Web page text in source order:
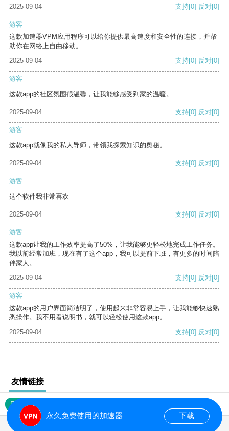
2025-09-04
支持[0] 反对[0]
游客
这款加速器VPM应用程序可以给你提供最高速度和安全性的连接，并帮
助你在网络上自由移动。
2025-09-04
支持[0] 反对[0]
游客
这款app的社区氛围很温馨，让我能够感受到家的温暖。
2025-09-04 支持[0] 反对[0]
游客
这款app就像我的私人导师，带领我探索知识的奥秘。
2025-09-04 支持[0] 反对[0]
游客
这个软件我非常喜欢
2025-09-04 支持[0] 反对[0]
游客
这款app让我的工作效率提高了50%，让我能够更轻松地完成工作任务。
我以前经常加班，现在有了这个app，我可以提前下班，有更多的时间陪
伴家人。
2025-09-04
支持[0] 反对[0]
游客
这款app的用户界面简洁明了，使用起来非常容易上手，让我能够快速熟
悉操作。我不用看说明书，就可以轻松使用这款app。
2025-09-04
支持[0] 反对[0]
友情链接
网站地图
永久免费使用的加速器 下载